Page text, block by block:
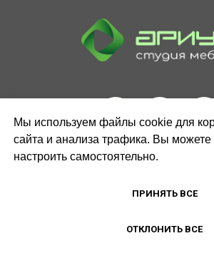
Мы используем файлы cookie для
сайта и анализа трафика. Вы можете
настроить самостоятельно.
ПРИНЯТЬ ВСЕ
ОТКЛОНИТЬ ВСЕ